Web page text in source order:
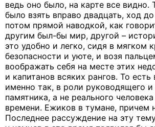
ведь оно было, на карте все видно.
было взять вправо двадцать, ход
потом прямой наводкой, как
другим был-бы мир, другой –
это удобно и легко, сидя в мягком
безопасности и уюте, и возя
воображать себя на месте этих
и капитанов всяких рангов. То
именно так, в роли руководящего
памятника, а не реального
времени. Ежиков в тумане, причем
Последнее рассуждение на эту